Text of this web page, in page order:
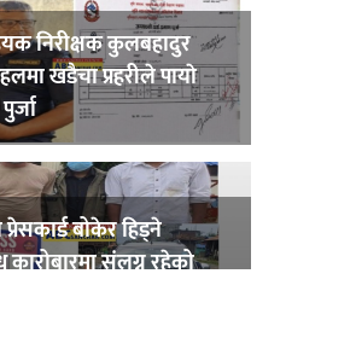
निरीक्षक कुलबहादुर
खडैचा प्रहरीले पायाे
बोकेर हिड्ने
संलग्न रहेको